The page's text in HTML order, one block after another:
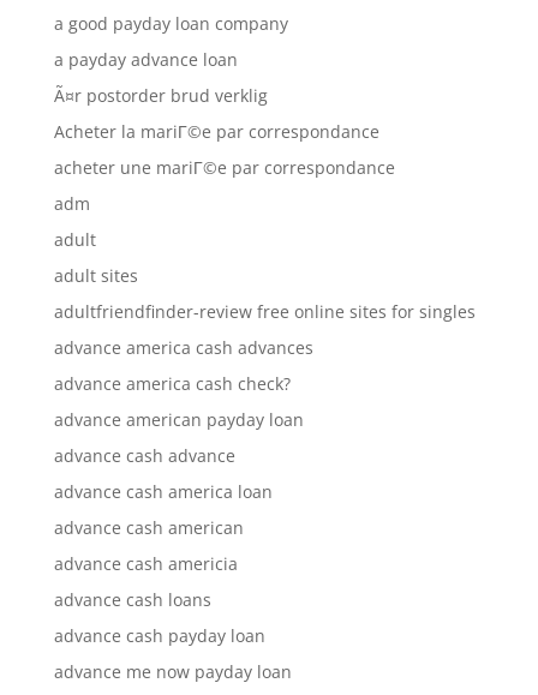
a good payday loan company
a payday advance loan
Ã¤r postorder brud verklig
Acheter la mariГ©e par correspondance
acheter une mariГ©e par correspondance
adm
adult
adult sites
adultfriendfinder-review free online sites for singles
advance america cash advances
advance america cash check?
advance american payday loan
advance cash advance
advance cash america loan
advance cash american
advance cash americia
advance cash loans
advance cash payday loan
advance me now payday loan